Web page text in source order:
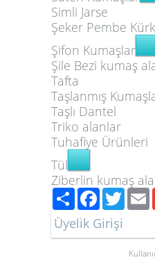
Simli Jarse
Şeker Pembe Kürk
Şifon Kumaşlar
Şile Bezi kumaş
Tafta
Taşlanmış
Taşlı Dantel
Triko alanlar
Tuhafiye Ürünleri
Tül
Ziberlin kumaş
PaylaşFacebook
Üyelik Girişi